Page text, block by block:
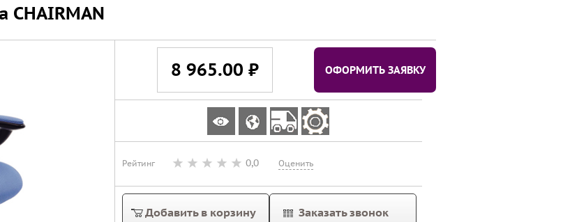
CHAIRMAN
8 965.00 ⃏
ОФОРМИТЬ ЗАЯВКУ
Рейтинг 0,0 Оценить
Добавить в корзину Заказать звонок